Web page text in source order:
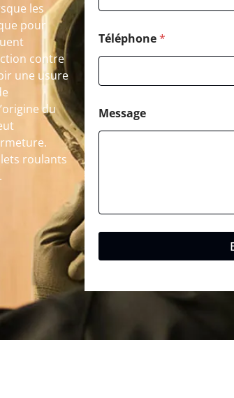
les
pour
contre
une usure
du
roulants
Téléphone*
Message